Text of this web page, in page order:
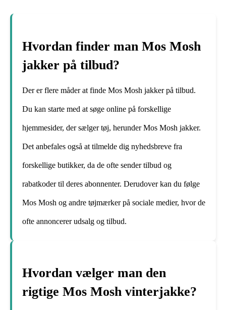
Hvordan finder man Mos Mosh
jakker på tilbud?
Der er flere måder at finde Mos Mosh jakker på tilbud.
Du kan starte med at søge online på forskellige
hjemmesider, der sælger tøj, herunder Mos Mosh jakker.
Det anbefales også at tilmelde dig nyhedsbreve fra
forskellige butikker, da de ofte sender tilbud og
rabatkoder til deres abonnenter. Derudover kan du følge
Mos Mosh og andre tøjmærker på sociale medier, hvor de
ofte annoncerer udsalg og tilbud.
Hvordan vælger man den
rigtige Mos Mosh vinterjakke?